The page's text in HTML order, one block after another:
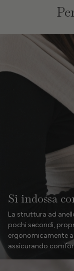
Si indossa
La struttura ad
pochi secondi,
ergonomicamente
assicurando